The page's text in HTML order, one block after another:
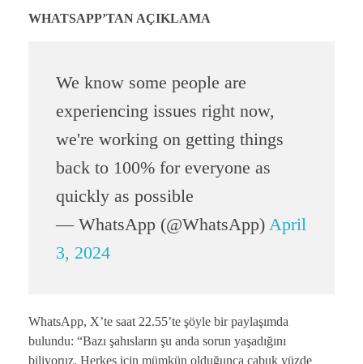
WHATSAPP’TAN AÇIKLAMA
We know some people are
experiencing issues right now,
we're working on getting things
back to 100% for everyone as
quickly as possible
— WhatsApp (@WhatsApp) April
3, 2024
WhatsApp, X’te saat 22.55’te şöyle bir paylaşımda
bulundu: “Bazı şahısların şu anda sorun yaşadığını
biliyoruz. Herkes için mümkün olduğunca çabuk yüzde